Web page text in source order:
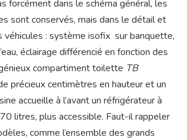
forcément dans le schéma général, les
sont conservés, mais dans le détail et
véhicules : système isofix sur banquette,
éclairage différencié en fonction des
compartiment toilette TB
précieux centimètres en hauteur et un
accueille à l’avant un réfrigérateur à
litres, plus accessible. Faut-il rappeler
comme l’ensemble des grands